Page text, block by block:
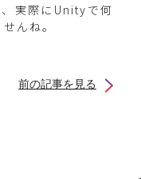
実際にUnityで何
んね。
前の記事を見る